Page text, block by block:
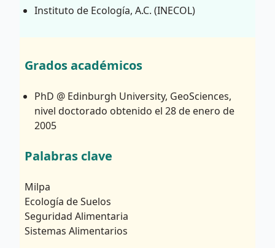
Instituto de Ecología, A.C. (INECOL)
Grados académicos
PhD @ Edinburgh University, GeoSciences,
nivel doctorado obtenido el 28 de enero de
2005
Palabras clave
Milpa
Ecología de Suelos
Seguridad Alimentaria
Sistemas Alimentarios